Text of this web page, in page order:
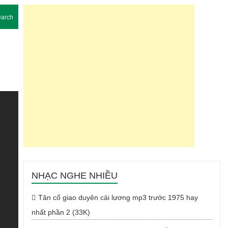
NHẠC NGHE NHIỀU
Tân cổ giao duyên cải lương mp3 trước 1975 hay
nhất phần 2 (33K)